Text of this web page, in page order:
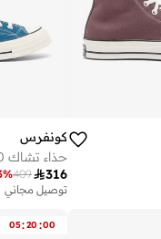
كونفرس
حذاء تشاك 70
316
409
%
توصيل مجاني
05:20 :00